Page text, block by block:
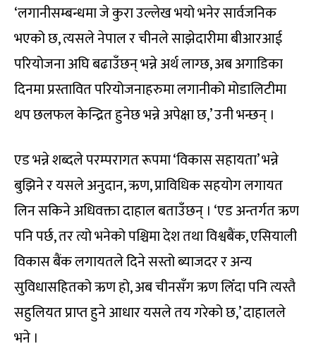
‘लगानीसम्बन्धमा जे कुरा उल्लेख भयो भनेर सार्वजनिक
भएको छ, त्यसले नेपाल र चीनले साझेदारीमा बीआरआई
परियोजना अघि बढाउँछन् भन्ने अर्थ लाग्छ, अब अगाडिका
दिनमा प्रस्तावित परियोजनाहरुमा लगानीको मोडालिटीमा
थप छलफल केन्द्रित हुनेछ भन्ने अपेक्षा छ,’ उनी भन्छन् ।
एड भन्ने शब्दले परम्परागत रूपमा ‘विकास सहायता’ भन्ने
बुझिने र यसले अनुदान, ऋण, प्राविधिक सहयोग लगायत
लिन सकिने अधिवक्ता दाहाल बताउँछन् । ‘एड अन्तर्गत ऋण
पनि पर्छ, तर त्यो भनेको पश्चिमा देश तथा विश्वबैंक, एसियाली
विकास बैंक लगायतले दिने सस्तो ब्याजदर र अन्य
सुविधासहितको ऋण हो, अब चीनसँग ऋण लिँदा पनि त्यस्तै
सहुलियत प्राप्त हुने आधार यसले तय गरेको छ,’ दाहालले
भने ।